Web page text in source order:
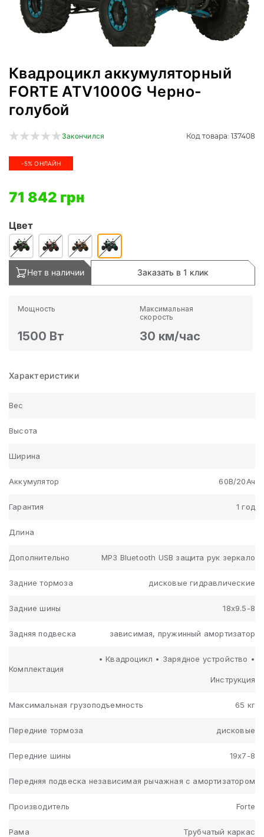
Квадроцикл аккумуляторный
FORTE ATV1000G Черно-
голубой
Закончился Код товара: 137408
-5% ОНЛАЙН
71 842 грн
Цвет
Нет в наличии Заказать в 1 клик
Мощность
1500 Вт
Максимальная
скорость
30 км/час
Характеристики
Вес
Высота
Ширина
Аккумулятор 60В/20Ач
Гарантия 1 год
Длина
Дополнительно MP3 Bluetooth USB защита рук зеркало
Задние тормоза дисковые гидравлические
Задние шины 18х9.5-8
Задняя подвеска зависимая, пружинный амортизатор
Комплектация
• Квадроцикл • Зарядное устройство •
Инструкция
Максимальная грузоподъемность 65 кг
Передние тормоза дисковые
Передние шины 19х7-8
Передняя подвеска независимая рычажная с амортизатором
Производитель Forte
Рама Трубчатый каркас